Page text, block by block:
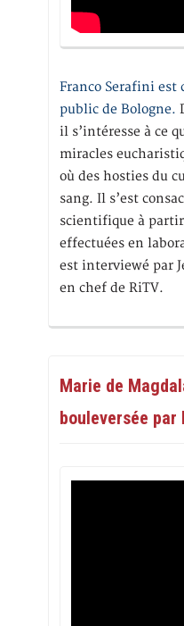
Franco Serafini est
public de Bologne.
il s’intéresse à ce
miracles
où des hosties du
sang. Il s’est
scientifique à
effectuées en
est interviewé par
en chef de RiTV.
Marie de
bouleversée par